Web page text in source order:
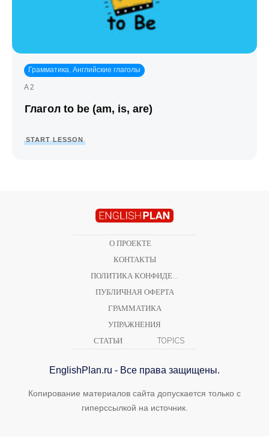
Грамматика, Английские глаголы
A2
Глагол to be (am, is, are)
START LESSON
О ПРОЕКТЕ
КОНТАКТЫ
ПУБЛИЧНАЯ ОФЕРТА
ГРАММАТИКА
УПРАЖНЕНИЯ
СТАТЬИ
TOPICS
EnglishPlan.ru - Все права защищены.
Копирование материалов сайта допускается только с
гиперссылкой на источник.